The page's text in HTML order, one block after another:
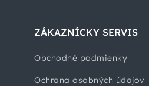
ZÁKAZNÍCKY SERVIS
Obchodné podmienky
Ochrana osobných údajov